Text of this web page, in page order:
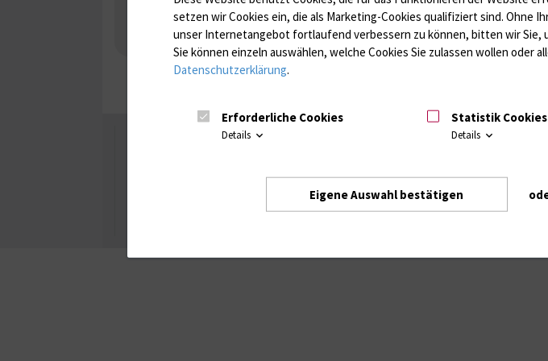
Nebenniere / Niere; Nebenschilddrüse ( Ca-Stoffwechsel / Knochen; Hypophyse
Infektionsserologie
Allergiediagnostik Immunologie
Autoimmundiagnostik
Antibiotika, Zystostatika, Immunsuppressiva, Amaleptika, Bronchospasmolytika,
Universität Rostock
LinkedIn
Xing
Intranet Login (für
setzen wir Cookies ein, die als Marketing-Cookies qualifiziert sind. Ohne
unser Internetangebot fortlaufend verbessern zu können, bitten wir Sie,
Sie können einzeln auswählen, welche Cookies Sie zulassen wollen oder
Datenschutzerklärung.
Erforderliche Cookies
Details
Statistik Cookies
Details
Eigene Auswahl bestätigen